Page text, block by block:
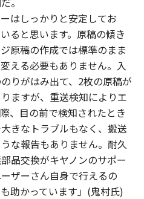
はしっかりと安定してお
ると思います。原稿の傾き
原稿の作成では標準のまま
える必要もありません。入
りがはみ出て、2枚の原稿が
ますが、重送検知によりエ
、目の前で検知されたとき
きなトラブルもなく、搬送
な報告もありません。耐久
品交換がキヤノンのサポー
ザーさん自身で行えるの
助かっています」(鬼村氏)